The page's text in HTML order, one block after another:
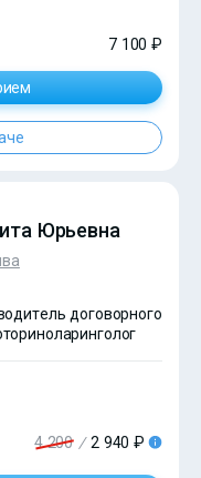
7 100 ₽
Юрьевна
договорного
4 200 / 2 940 ₽